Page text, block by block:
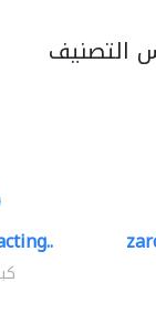
التصنيف